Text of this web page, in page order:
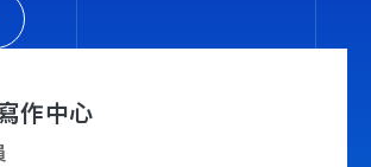
作中心